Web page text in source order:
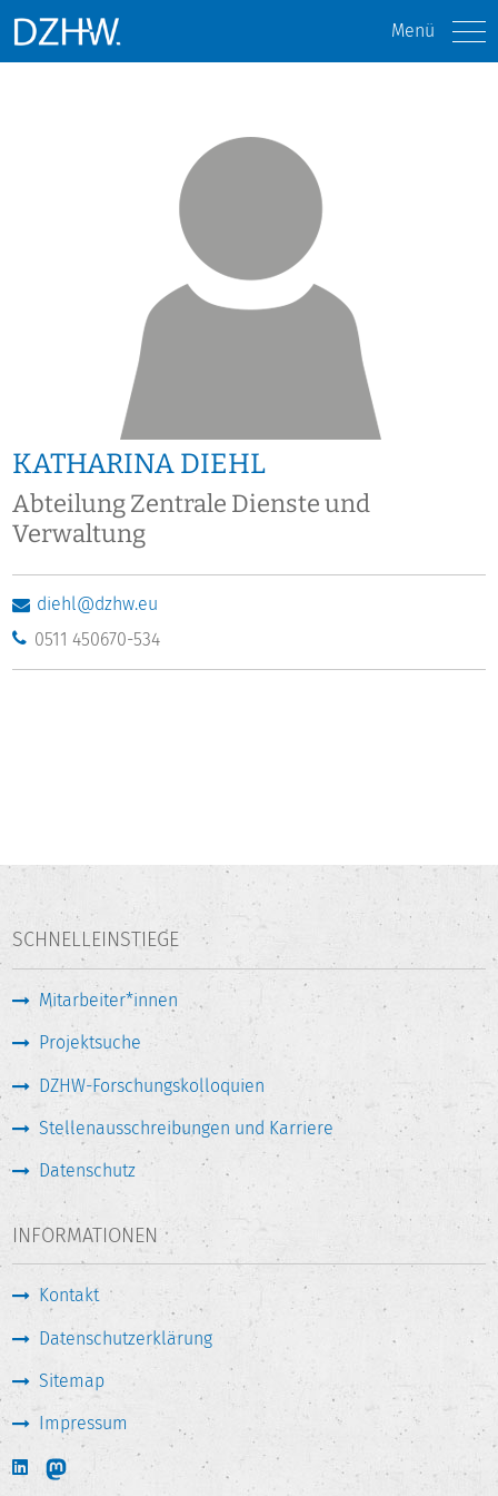
Menü
KATHARINA DIEHL
Abteilung Zentrale Dienste und
Verwaltung
diehl@dzhw.eu
0511 450670-534
SCHNELLEINSTIEGE
Mitarbeiter*innen
Projektsuche
DZHW-Forschungskolloquien
Stellenausschreibungen und Karriere
Datenschutz
INFORMATIONEN
Kontakt
Datenschutzerklärung
Sitemap
Impressum